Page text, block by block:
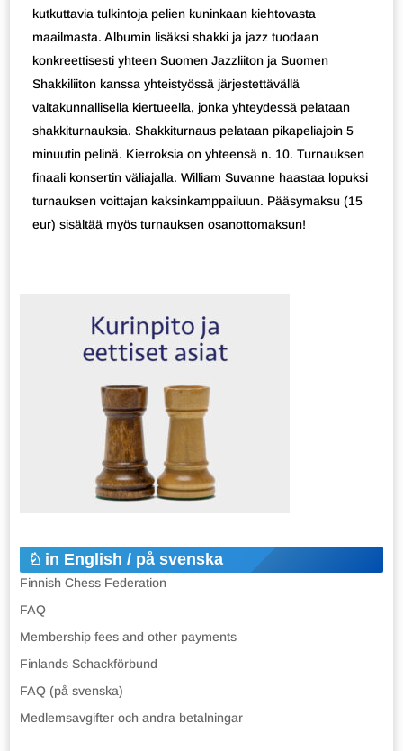
kutkuttavia tulkintoja pelien kuninkaan kiehtovasta
maailmasta. Albumin lisäksi shakki ja jazz tuodaan
konkreettisesti yhteen Suomen Jazzliiton ja Suomen
Shakkiliiton kanssa yhteistyössä järjestettävällä
valtakunnallisella kiertueella, jonka yhteydessä pelataan
shakkiturnauksia. Shakkiturnaus pelataan pikapeliajoin 5
minuutin pelinä. Kierroksia on yhteensä n. 10. Turnauksen
finaali konsertin väliajalla. William Suvanne haastaa lopuksi
turnauksen voittajan kaksinkamppailuun. Pääsymaksu (15
eur) sisältää myös turnauksen osanottomaksun!
in English / på svenska
Finnish Chess Federation
FAQ
Membership fees and other payments
Finlands Schackförbund
FAQ (på svenska)
Medlemsavgifter och andra betalningar